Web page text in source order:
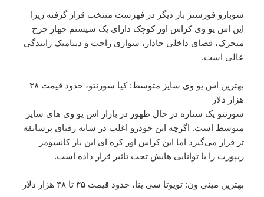
سوبارو فورستر بار دیگر در فهرست منتخب قرار گرفته زیرا
این اس یو وی کراس اور کوچک دارای یک سیستم چهار چرخ
متحرک، فضای داخلی جادار، سواری راحت و دینامیک رانندگی
عالی است.
بهترین اس یو وی سایز متوسط: کیا سورنتو، حدود قیمت ۳۸
هزار دلار
سورنتو یک ستاره در حال ظهور در بازار اس یو وی های سایز
متوسط است. اگرچه این خودرو اغلب در سایه رقبای پرسابقه
تر قرار می‌گیرد اما این کراس اور کره ای این بار کانسومر
ریپورت را با توانایی هایش تحت تاثیر قرار داده است.
بهترین مینی ون: تویوتا سی ینا، حدود قیمت ۳۵ تا ۳۸ هزار دلار